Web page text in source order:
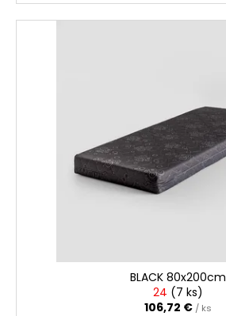
BLACK 80x200cm
24 (7 ks)
106,72 € / ks